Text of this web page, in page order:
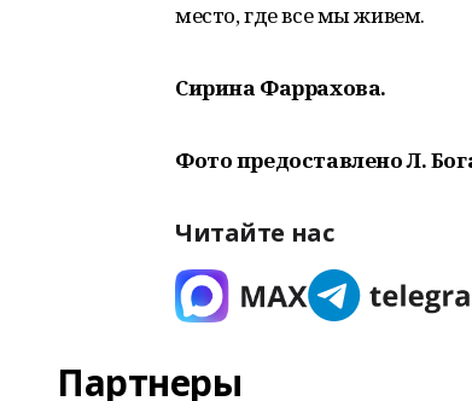
место, где все мы живем.
Сирина Фаррахова.
Фото предоставлено Л.
Читайте нас
Партнеры